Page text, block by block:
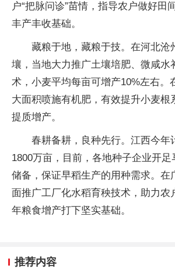
户“把脉问诊”苗情，指导农户做好田
丰产丰收基础。
藏粮于地，藏粮于技。在河北沧
壤，当地大力推广土壤培肥、微咸水
术，小麦平均每亩可增产10%左右。
大面积喷施有机肥，有效提升小麦根
提质增产。
春耕备耕，良种先行。江西今年
1800万亩，目前，各地种子企业开
储备，保证早稻生产的用种需求。在
面推广工厂化水稻育秧技术，助力农
年粮食增产打下坚实基础。
推荐内容